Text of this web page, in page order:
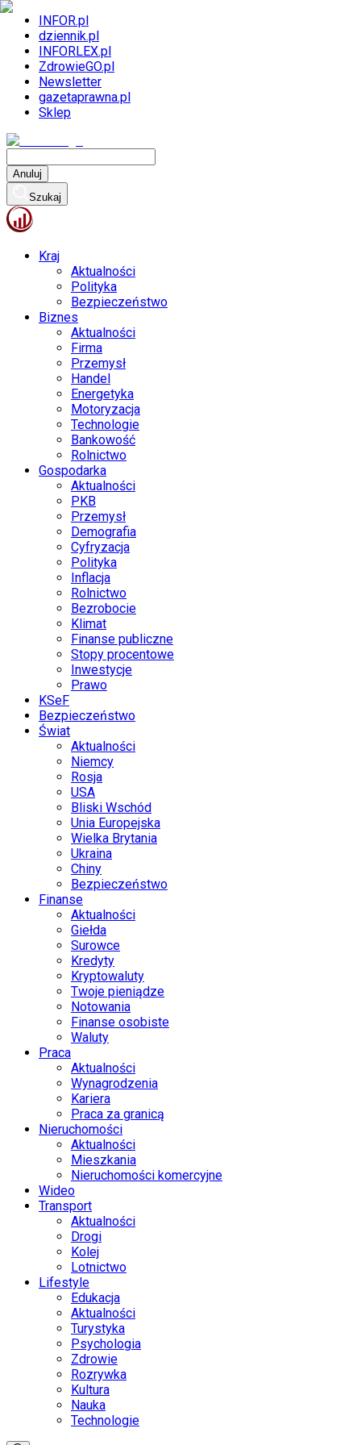
INFOR.pl
dziennik.pl
INFORLEX.pl
ZdrowieGO.pl
Newsletter
gazetaprawna.pl
Sklep
Anuluj
Szukaj
Kraj
Aktualności
Polityka
Bezpieczeństwo
Biznes
Aktualności
Firma
Przemysł
Handel
Energetyka
Motoryzacja
Technologie
Bankowość
Rolnictwo
Gospodarka
Aktualności
PKB
Przemysł
Demografia
Cyfryzacja
Polityka
Inflacja
Rolnictwo
Bezrobocie
Klimat
Finanse publiczne
Stopy procentowe
Inwestycje
Prawo
KSeF
Bezpieczeństwo
Świat
Aktualności
Niemcy
Rosja
USA
Bliski Wschód
Unia Europejska
Wielka Brytania
Ukraina
Chiny
Bezpieczeństwo
Finanse
Aktualności
Giełda
Surowce
Kredyty
Kryptowaluty
Twoje pieniądze
Notowania
Finanse osobiste
Waluty
Praca
Aktualności
Wynagrodzenia
Kariera
Praca za granicą
Nieruchomości
Aktualności
Mieszkania
Nieruchomości komercyjne
Wideo
Transport
Aktualności
Drogi
Kolej
Lotnictwo
Lifestyle
Edukacja
Aktualności
Turystyka
Psychologia
Zdrowie
Rozrywka
Kultura
Nauka
Technologie